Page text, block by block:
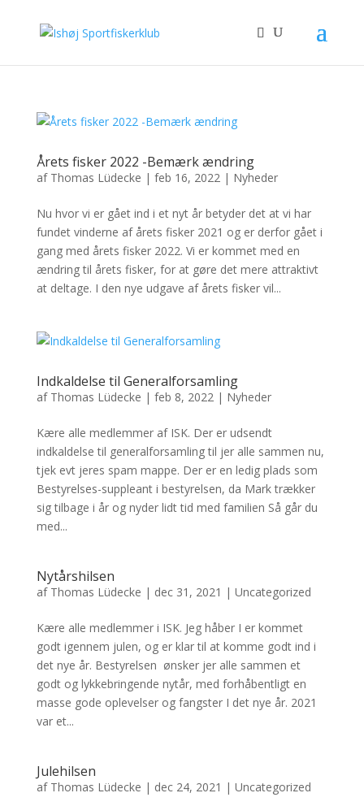
Årets fisker 2022 -Bemærk ændring
af Thomas Lüdecke | feb 16, 2022| Nyheder
Nu hvor vi er gået ind i et nyt år betyder det at vi har
fundet vinderne af årets fisker 2021 og er derfor gået i
gang med årets fisker 2022. Vi er kommet med en
ændring til årets fisker, for at gøre det mere attraktivt
at deltage. I den nye udgave af årets fisker vil...
Indkaldelse til Generalforsamling
af Thomas Lüdecke | feb 8, 2022| Nyheder
Kære alle medlemmer af ISK. Der er udsendt
indkaldelse til generalforsamling til jer alle sammen nu,
tjek evt jeres spam mappe. Der er en ledig plads som
Bestyrelses-suppleant i bestyrelsen, da Mark trækker
sig tilbage i år og nyder lidt tid med familien Så går du
med...
Nytårshilsen
af Thomas Lüdecke | dec 31, 2021 | Uncategorized
Kære alle medlemmer i ISK. Jeg håber I er kommet
godt igennem julen, og er klar til at komme godt ind i
det nye år. Bestyrelsen ønsker jer alle sammen et
godt og lykkebringende nytår, med forhåbentligt en
masse gode oplevelser og fangster I det nye år. 2021
var et...
Julehilsen
af Thomas Lüdecke | dec 24, 2021 | Uncategorized